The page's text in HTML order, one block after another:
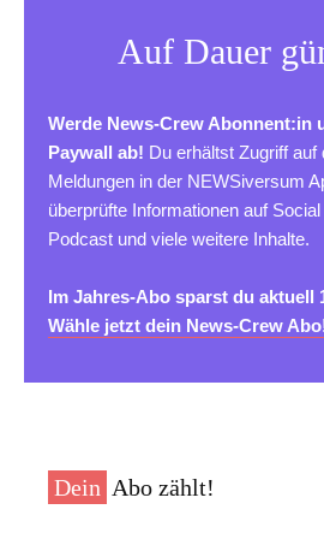
Auf Dauer
Werde News-Crew Abonnent:in
Paywall ab! Du erhältst Zugriff auf
Meldungen in der NEWSiversum
überprüfte Informationen auf
Podcast und viele weitere Inhalte.
Im Jahres-Abo sparst du aktuell
Wähle jetzt dein News-Crew
Dein Abo zählt!